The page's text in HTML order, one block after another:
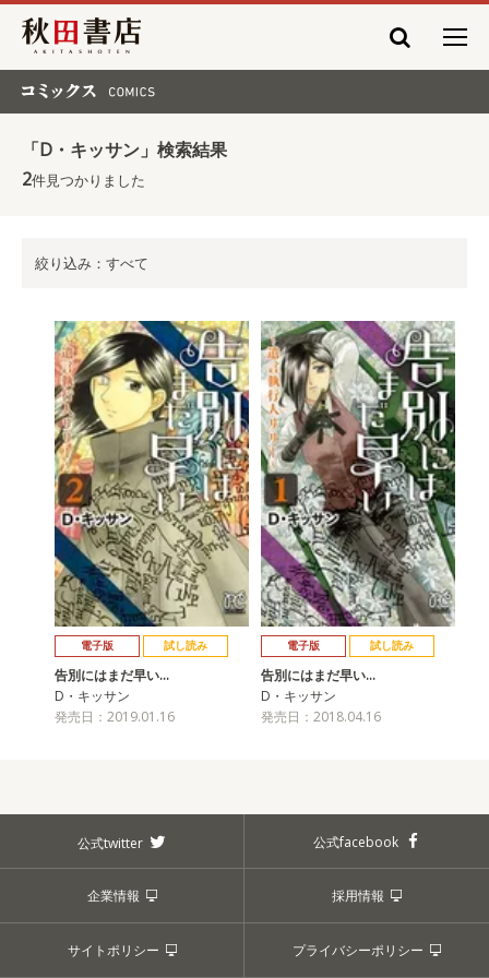
秋田書店
「D・キッサン」検索結果
2件見つかりました
絞り込み：すべて
電子版 試し読み
告別にはまだ早い…
D・キッサン
発売日：2019.01.16
電子版 試し読み
告別にはまだ早い…
D・キッサン
発売日：2018.04.16
公式twitter 公式facebook
企業情報 採用情報
サイトポリシー プライバシーポリシー